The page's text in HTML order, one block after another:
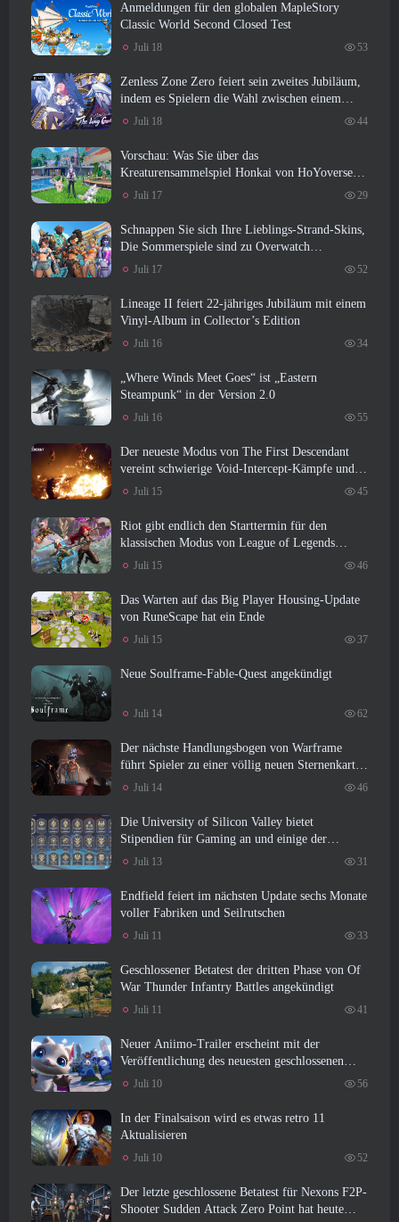
Anmeldungen für den globalen MapleStory
Classic World Second Closed Test
Juli 18 53
Zenless Zone Zero feiert sein zweites Jubiläum,
indem es Spielern die Wahl zwischen einem
kostenlosen S-Rank-Agenten bietet
Juli 18 44
Vorschau: Was Sie über das
Kreaturensammelspiel Honkai von HoYoverse
wissen sollten: Link-Seele
Juli 17 29
Schnappen Sie sich Ihre Lieblings-Strand-Skins,
Die Sommerspiele sind zu Overwatch
zurückgekehrt
Juli 17 52
Lineage II feiert 22-jähriges Jubiläum mit einem
Vinyl-Album in Collector’s Edition
Juli 16 34
„Where Winds Meet Goes“ ist „Eastern
Steampunk“ in der Version 2.0
Juli 16 55
Der neueste Modus von The First Descendant
vereint schwierige Void-Intercept-Kämpfe und
die Tiefen
Juli 15 45
Riot gibt endlich den Starttermin für den
klassischen Modus von League of Legends
bekannt
Juli 15 46
Das Warten auf das Big Player Housing-Update
von RuneScape hat ein Ende
Juli 15 37
Neue Soulframe-Fable-Quest angekündigt
Juli 14 62
Der nächste Handlungsbogen von Warframe
führt Spieler zu einer völlig neuen Sternenkarte,
Das Tau-System
Juli 14 46
Die University of Silicon Valley bietet
Stipendien für Gaming an und einige der
Anforderungen sind interessant
Juli 13 31
Endfield feiert im nächsten Update sechs Monate
voller Fabriken und Seilrutschen
Juli 11 33
Geschlossener Betatest der dritten Phase von Of
War Thunder Infantry Battles angekündigt
Juli 11 41
Neuer Aniimo-Trailer erscheint mit der
Veröffentlichung des neuesten geschlossenen
Betatests
Juli 10 56
In der Finalsaison wird es etwas retro 11
Aktualisieren
Juli 10 52
Der letzte geschlossene Betatest für Nexons F2P-
Shooter Sudden Attack Zero Point hat heute